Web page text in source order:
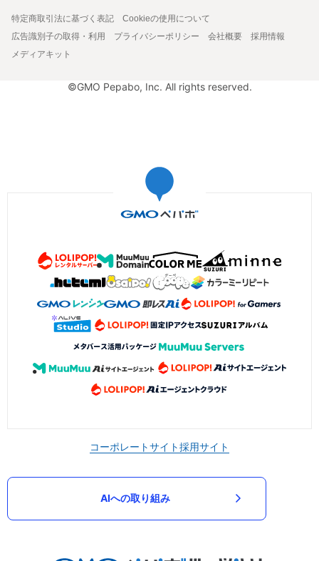
特定商取引法に基づく表記
Cookieの使用について
広告識別子の取得・利用
プライバシーポリシー 会社概要
採用情報
メディアキット
©GMO Pepabo, Inc. All rights reserved.
コーポレートサイト採用サイト
AIへの取り組み